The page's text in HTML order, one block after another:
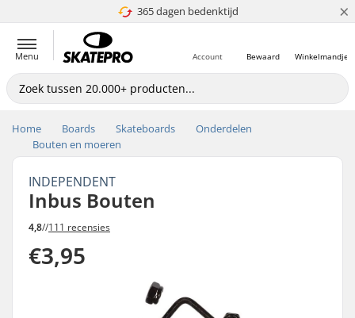
365 dagen bedenktijd
4.8 van 5 ×
Menu Winkelmandje
Bewaard
Account
Home Boards Skateboards
Onderdelen
Bouten en moeren
INDEPENDENT
Inbus Bouten
4,8//111 recensies
€3,95